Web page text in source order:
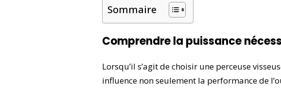
Sommaire
Comprendre la puissance
Lorsqu’il s’agit de choisir une perceuse
influence non seulement la performance de